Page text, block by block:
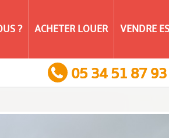
? ACHETER LOUER VENDRE
05 34 51 87 93